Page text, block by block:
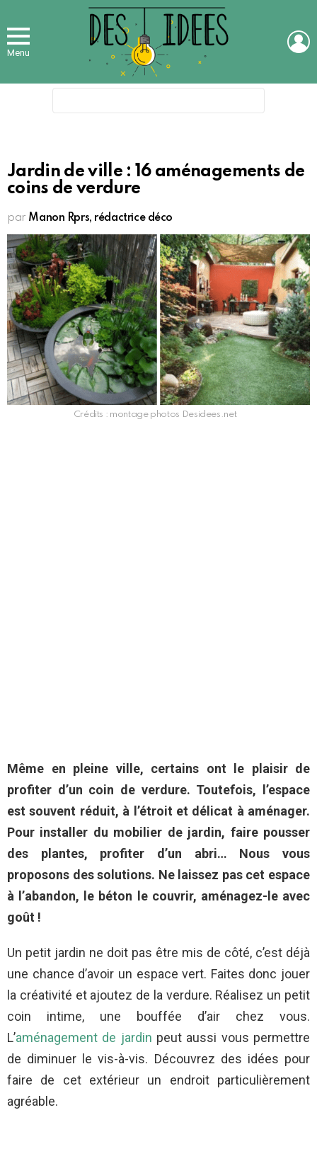
Menu
Jardin de ville : 16 aménagements de
coins de verdure
par Manon Rprs, rédactrice déco
Crédits : montage photos Desidees.net
Même en pleine ville, certains ont le plaisir de
profiter d’un coin de verdure. Toutefois, l’espace
est souvent réduit, à l’étroit et délicat à aménager.
Pour installer du mobilier de jardin, faire pousser
des plantes, profiter d’un abri… Nous vous
proposons des solutions. Ne laissez pas cet espace
à l’abandon, le béton le couvrir, aménagez-le avec
goût !
Un petit jardin ne doit pas être mis de côté, c’est déjà
une chance d’avoir un espace vert. Faites donc jouer
la créativité et ajoutez de la verdure. Réalisez un petit
coin intime, une bouffée d’air chez vous.
L’aménagement de jardin peut aussi vous permettre
de diminuer le vis-à-vis. Découvrez des idées pour
faire de cet extérieur un endroit particulièrement
agréable.